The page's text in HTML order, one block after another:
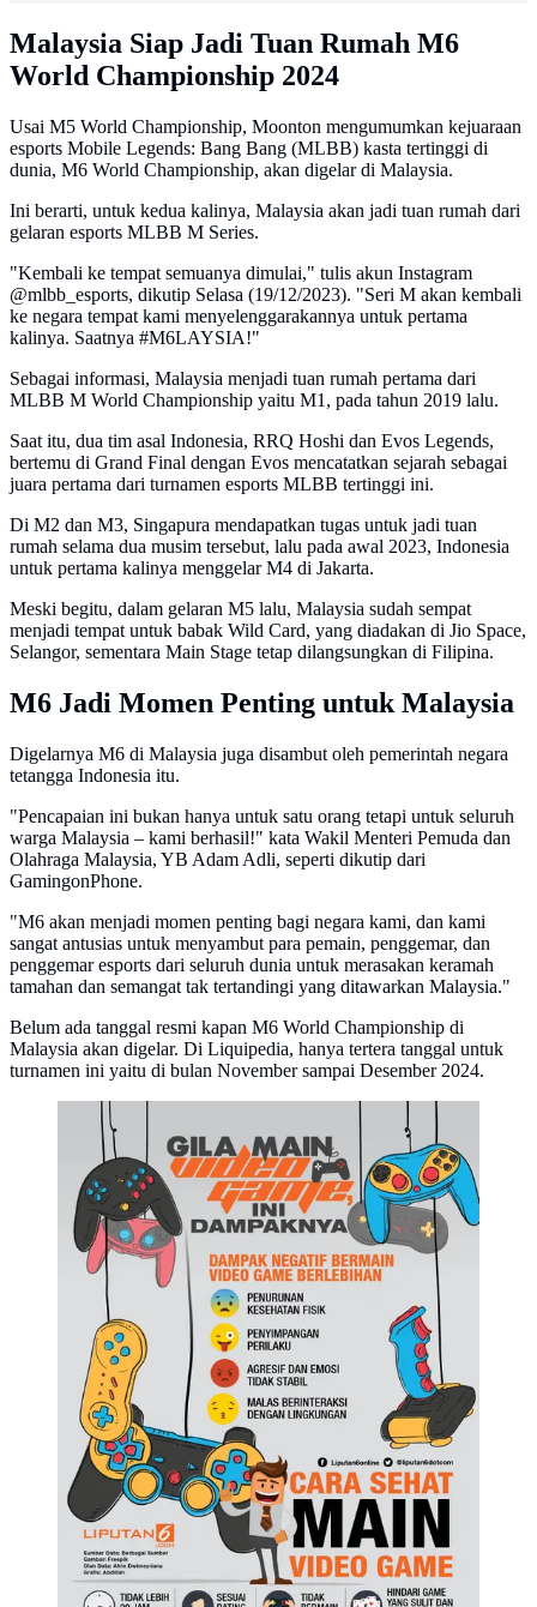
Malaysia Siap Jadi Tuan Rumah M6
World Championship 2024
Usai M5 World Championship, Moonton mengumumkan kejuaraan
esports Mobile Legends: Bang Bang (MLBB) kasta tertinggi di
dunia, M6 World Championship, akan digelar di Malaysia.
Ini berarti, untuk kedua kalinya, Malaysia akan jadi tuan rumah dari
gelaran esports MLBB M Series.
"Kembali ke tempat semuanya dimulai," tulis akun Instagram
@mlbb_esports, dikutip Selasa (19/12/2023). "Seri M akan kembali
ke negara tempat kami menyelenggarakannya untuk pertama
kalinya. Saatnya #M6LAYSIA!"
Sebagai informasi, Malaysia menjadi tuan rumah pertama dari
MLBB M World Championship yaitu M1, pada tahun 2019 lalu.
Saat itu, dua tim asal Indonesia, RRQ Hoshi dan Evos Legends,
bertemu di Grand Final dengan Evos mencatatkan sejarah sebagai
juara pertama dari turnamen esports MLBB tertinggi ini.
Di M2 dan M3, Singapura mendapatkan tugas untuk jadi tuan
rumah selama dua musim tersebut, lalu pada awal 2023, Indonesia
untuk pertama kalinya menggelar M4 di Jakarta.
Meski begitu, dalam gelaran M5 lalu, Malaysia sudah sempat
menjadi tempat untuk babak Wild Card, yang diadakan di Jio Space,
Selangor, sementara Main Stage tetap dilangsungkan di Filipina.
M6 Jadi Momen Penting untuk Malaysia
Digelarnya M6 di Malaysia juga disambut oleh pemerintah negara
tetangga Indonesia itu.
"Pencapaian ini bukan hanya untuk satu orang tetapi untuk seluruh
warga Malaysia – kami berhasil!" kata Wakil Menteri Pemuda dan
Olahraga Malaysia, YB Adam Adli, seperti dikutip dari
GamingonPhone.
"M6 akan menjadi momen penting bagi negara kami, dan kami
sangat antusias untuk menyambut para pemain, penggemar, dan
penggemar esports dari seluruh dunia untuk merasakan keramah
tamahan dan semangat tak tertandingi yang ditawarkan Malaysia."
Belum ada tanggal resmi kapan M6 World Championship di
Malaysia akan digelar. Di Liquipedia, hanya tertera tanggal untuk
turnamen ini yaitu di bulan November sampai Desember 2024.
Infografis dampak bermain video game berlebihan
(Liputan6.com/Abdillah)